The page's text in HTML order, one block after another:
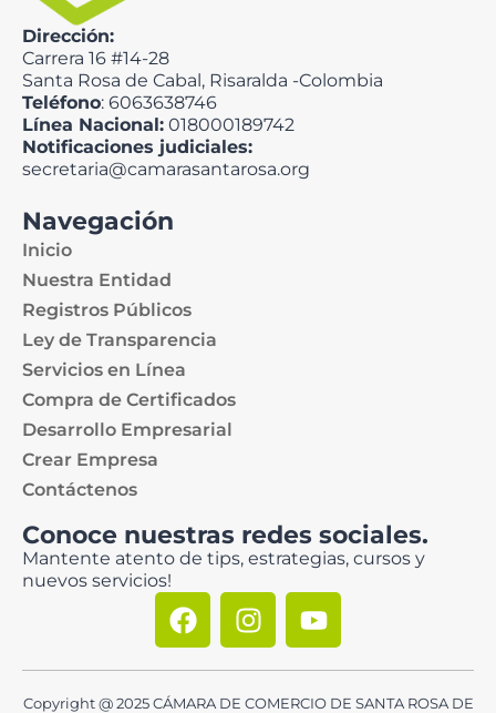
Dirección:
Carrera 16 #14-28
Santa Rosa de Cabal, Risaralda -Colombia
Teléfono: 6063638746
Línea Nacional: 018000189742
Notificaciones judiciales:
secretaria@camarasantarosa.org
Navegación
Inicio
Nuestra Entidad
Registros Públicos
Ley de Transparencia
Servicios en Línea
Compra de Certificados
Desarrollo Empresarial
Crear Empresa
Contáctenos
Conoce nuestras redes sociales.
Mantente atento de tips, estrategias, cursos y
nuevos servicios!
Copyright @ 2025 CÁMARA DE COMERCIO DE SANTA ROSA DE